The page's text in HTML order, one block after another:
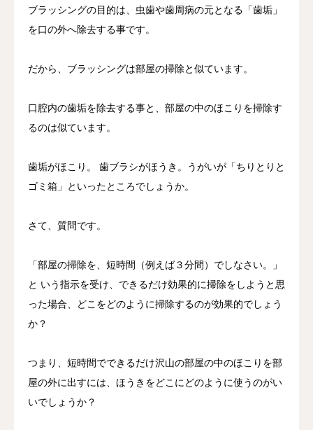
ブラッシングの目的は、虫歯や歯周病の元となる「歯垢」
を口の外へ除去する事です。
だから、ブラッシングは部屋の掃除と似ています。
口腔内の歯垢を除去する事と、部屋の中のほこりを掃除す
るのは似ています。
歯垢がほこり。 歯ブラシがほうき。うがいが「ちりとりと
ゴミ箱」といったところでしょうか。
さて、質問です。
「部屋の掃除を、短時間（例えば３分間）でしなさい。」
と いう指示を受け、できるだけ効果的に掃除をしようと思
った場合、どこをどのように掃除するのが効果的でしょう
か？
つまり、短時間でできるだけ沢山の部屋の中のほこりを部
屋の外に出すには、ほうきをどこにどのように使うのがい
いでしょうか？